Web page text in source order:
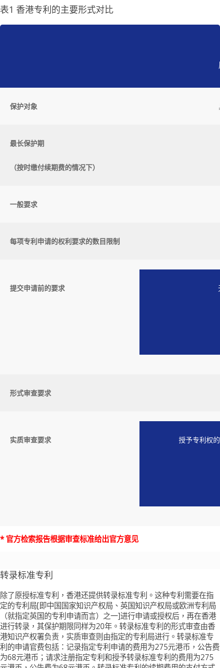
表1 香港专利的主要形式对比
保护对象
最长保护期
（按时缴付续期费的情况下）
一般要求
每项专利申请的权利要求的数目限制
提交申请前的要求
形式审查要求
实质审查要求 授予专利权
* 官方检索报告根据审查标准给出官方意见
转录标准专利
除了原授标准专利，香港还提供转录标准专利。这种专利需要在指
定的专利局[即中国国家知识产权局、英国知识产权局或欧洲专利局
（就指定英国的专利申请而言）之一]进行申请或授权后，再在香港
进行转录，其保护期限同样为20年。转录标准专利的形式审查由香
港知识产权署负责，实质审查则由指定的专利局进行。转录标准专
利的申请官费包括：记录指定专利申请的费用为275元港币，公告费
为68元港币；请求注册指定专利和授予转录标准专利的费用为275